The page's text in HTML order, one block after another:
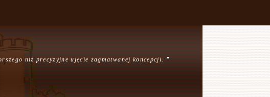
niż precyzyjne ujęcie zagmatwanej koncepcji.”